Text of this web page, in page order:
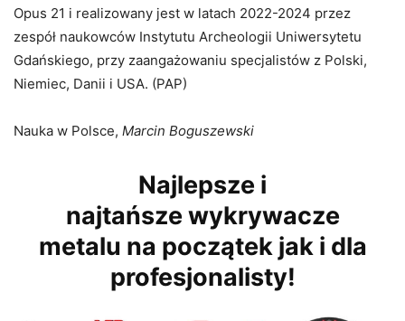
Opus 21 i realizowany jest w latach 2022-2024 przez
zespół naukowców Instytutu Archeologii Uniwersytetu
Gdańskiego, przy zaangażowaniu specjalistów z Polski,
Niemiec, Danii i USA. (PAP)
Nauka w Polsce, Marcin Boguszewski
Najlepsze i
najtańsze wykrywacze
metalu na początek jak i dla
profesjonalisty!